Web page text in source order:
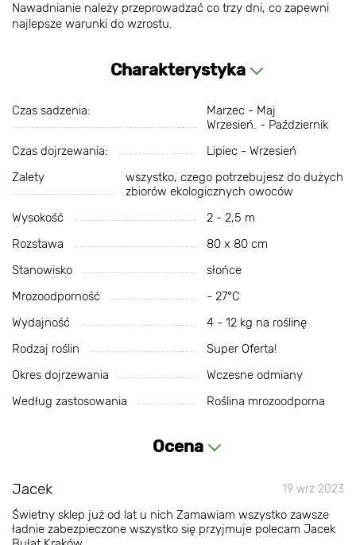
Nawadnianie należy przeprowadzać co trzy dni, co zapewni
najlepsze warunki do wzrostu.
Charakterystyka
Czas sadzenia:
Marzec - Maj
Wrzesień. - Październik
Czas dojrzewania:
Lipiec - Wrzesień
Zalety
wszystko, czego potrzebujesz do dużych
zbiorów ekologicznych owoców
Wysokość
2 - 2,5 m
Rozstawa
80 x 80 cm
Stanowisko
słońce
Mrozoodporność
- 27°С
Wydajność
4 - 12 kg na roślinę
Rodzaj roślin
Super Oferta!
Okres dojrzewania
Wczesne odmiany
Według zastosowania
Roślina mrozoodporna
Ocena
Jacek 19 wrz 2023
Świetny sklep już od lat u nich Zamawiam wszystko zawsze
ładnie zabezpieczone wszystko się przyjmuje polecam Jacek